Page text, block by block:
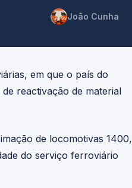
João Cunha
em que o país do
reactivação de material
de locomotivas 1400,
do serviço ferroviário